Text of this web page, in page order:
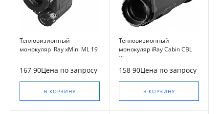
Тепловизионный
монокуляр iRay xMini ML 19
167 90Цена по запросу
В КОРЗИНУ
Тепловизионный
монокуляр iRay Cabin CBL
25
158 90Цена по запросу
В КОРЗИНУ